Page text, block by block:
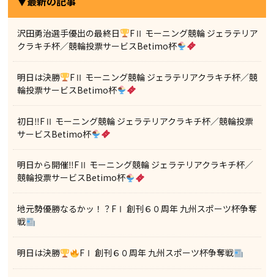
沢田勇治選手優出の最終日
FⅡ モーニング競輪 ジェラテリア
クラキチ杯／競輪投票サービスBetimo杯
明日は決勝
FⅡ モーニング競輪 ジェラテリアクラキチ杯／競
輪投票サービスBetimo杯
初日‼FⅡ モーニング競輪 ジェラテリアクラキチ杯／競輪投票
サービスBetimo杯
明日から開催‼FⅡ モーニング競輪 ジェラテリアクラキチ杯／
競輪投票サービスBetimo杯
地元勢優勝なるかッ！？FⅠ 創刊６０周年 九州スポーツ杯争奪
戦
明日は決勝 FⅠ 創刊６０周年 九州スポーツ杯争奪戦